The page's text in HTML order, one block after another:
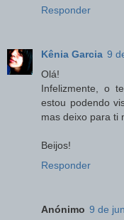
Responder
Kênia Garcia 9
Olá!
Infelizmente, o
estou podendo
mas deixo para ti
Beijos!
Responder
Anónimo 9 de